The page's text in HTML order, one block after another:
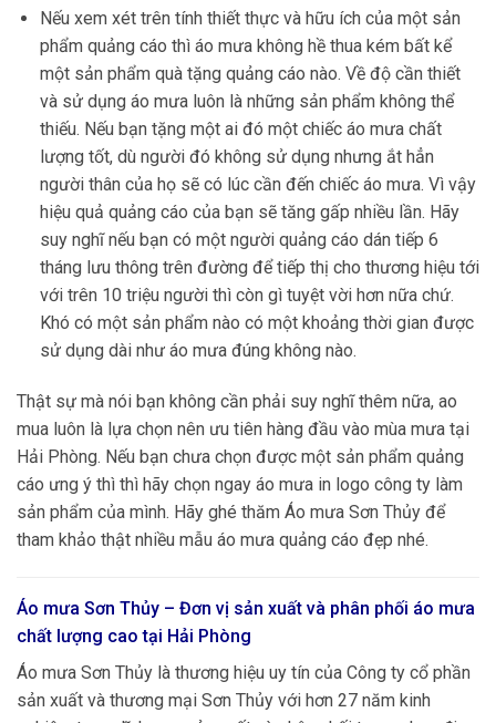
Nếu xem xét trên tính thiết thực và hữu ích của một sản
phẩm quảng cáo thì áo mưa không hề thua kém bất kể
một sản phẩm quà tặng quảng cáo nào. Về độ cần thiết
và sử dụng áo mưa luôn là những sản phẩm không thể
thiếu. Nếu bạn tặng một ai đó một chiếc áo mưa chất
lượng tốt, dù người đó không sử dụng nhưng ắt hẳn
người thân của họ sẽ có lúc cần đến chiếc áo mưa. Vì vậy
hiệu quả quảng cáo của bạn sẽ tăng gấp nhiều lần. Hãy
suy nghĩ nếu bạn có một người quảng cáo dán tiếp 6
tháng lưu thông trên đường để tiếp thị cho thương hiệu tới
với trên 10 triệu người thì còn gì tuyệt vời hơn nữa chứ.
Khó có một sản phẩm nào có một khoảng thời gian được
sử dụng dài như áo mưa đúng không nào.
Thật sự mà nói bạn không cần phải suy nghĩ thêm nữa, ao
mua luôn là lựa chọn nên ưu tiên hàng đầu vào mùa mưa tại
Hải Phòng. Nếu bạn chưa chọn được một sản phẩm quảng
cáo ưng ý thì thì hãy chọn ngay áo mưa in logo công ty làm
sản phẩm của mình. Hãy ghé thăm Áo mưa Sơn Thủy để
tham khảo thật nhiều mẫu áo mưa quảng cáo đẹp nhé.
Áo mưa Sơn Thủy – Đơn vị sản xuất và phân phối áo mưa
chất lượng cao tại Hải Phòng
Áo mưa Sơn Thủy là thương hiệu uy tín của Công ty cổ phần
sản xuất và thương mại Sơn Thủy với hơn 27 năm kinh